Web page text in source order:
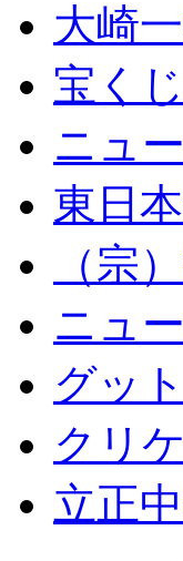
大崎
宝く
ニュ
東日
（宗
ニュ
グッ
クリ
立正